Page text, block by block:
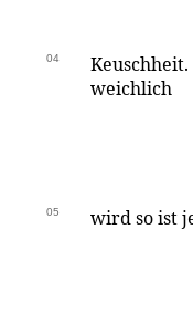
04
weichlich
05 wird so ist